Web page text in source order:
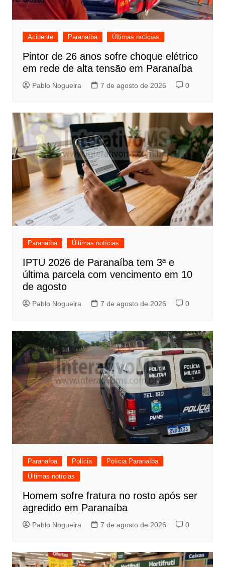
Acidente Paranaíba Últimas notícias
Pintor de 26 anos sofre choque elétrico
em rede de alta tensão em Paranaíba
Pablo Nogueira 7 de agosto de 2026 0
Paranaíba Últimas notícias
IPTU 2026 de Paranaíba tem 3ª e
última parcela com vencimento em 10
de agosto
Pablo Nogueira 7 de agosto de 2026 0
Paranaíba Polícia
Polícia Paranaíba
Últimas notícias
Homem sofre fratura no rosto após ser
agredido em Paranaíba
Pablo Nogueira 7 de agosto de 2026 0